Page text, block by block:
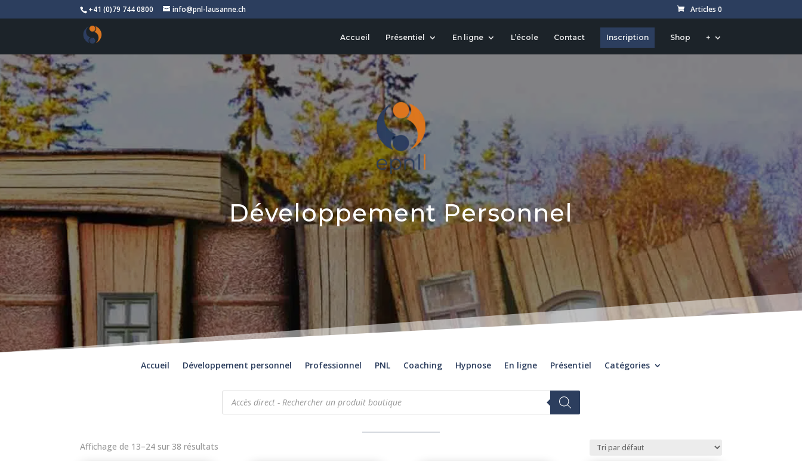
+41 (0)79 744 0800 info@pnl-lausanne.ch Articles 0
Accueil Présentiel En ligne L’école Contact Inscription Shop +
Développement Personnel
Accueil Développement personnel Professionnel PNL Coaching Hypnose En ligne Présentiel Catégories
Recherche
Affichage de 13–24 sur 38 résultats